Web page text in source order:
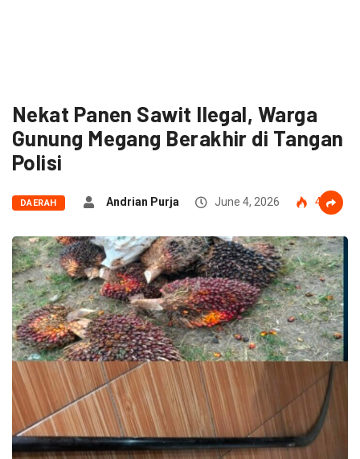
Nekat Panen Sawit Ilegal, Warga
Gunung Megang Berakhir di Tangan
Polisi
DAERAH Andrian Purja June 4, 2026 42